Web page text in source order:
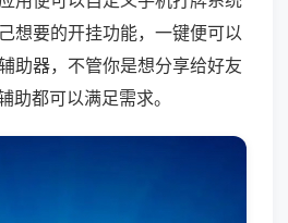
想要的开挂功能，一键便可以
助器，不管你是想分享给好友
助都可以满足需求。